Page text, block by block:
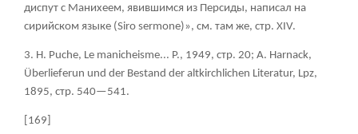
диспут с Манихеем, явившимся из Персиды, написал на
сирийском языке (Siro sermone)», см. там же, стр. XIV.
3. Н. Puche, Le manicheisme... P., 1949, стр. 20; A. Harnack,
Überlieferun und der Bestand der altkirchlichen Literatur, Lpz,
1895, стр. 540—541.
[169]